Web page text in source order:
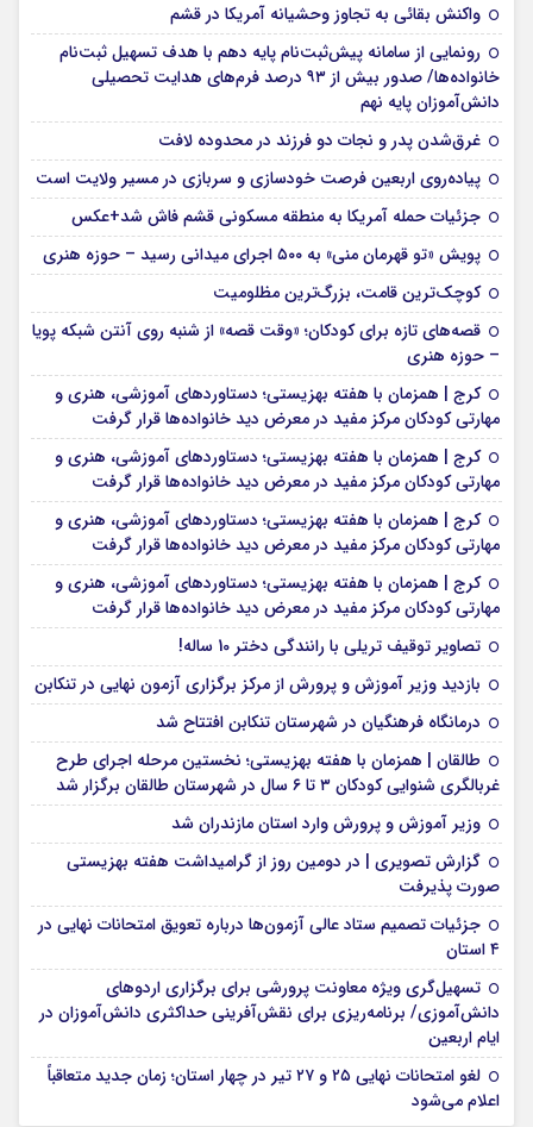
واکنش بقائی به تجاوز وحشیانه آمریکا در قشم
رونمایی از سامانه پیش‌ثبت‌نام پایه دهم با هدف تسهیل ثبت‌نام
خانواده‌ها/ صدور بیش از ۹۳ درصد فرم‌های هدایت تحصیلی
دانش‌آموزان پایه نهم
غرق‌شدن پدر و نجات دو فرزند در محدوده لافت
پیاده‌روی اربعین فرصت خودسازی و سربازی در مسیر ولایت است
جزئیات حمله آمریکا به منطقه مسکونی قشم فاش شد+عکس
پویش «تو قهرمان منی» به ۵۰۰ اجرای میدانی رسید – حوزه هنری
کوچک‌ترین قامت، بزرگ‌ترین مظلومیت
قصه‌های تازه برای کودکان؛ «وقت قصه» از شنبه روی آنتن شبکه پویا
– حوزه هنری
کرج | همزمان با هفته بهزیستی؛ دستاوردهای آموزشی، هنری و
مهارتی کودکان مرکز مفید در معرض دید خانواده‌ها قرار گرفت
کرج | همزمان با هفته بهزیستی؛ دستاوردهای آموزشی، هنری و
مهارتی کودکان مرکز مفید در معرض دید خانواده‌ها قرار گرفت
کرج | همزمان با هفته بهزیستی؛ دستاوردهای آموزشی، هنری و
مهارتی کودکان مرکز مفید در معرض دید خانواده‌ها قرار گرفت
کرج | همزمان با هفته بهزیستی؛ دستاوردهای آموزشی، هنری و
مهارتی کودکان مرکز مفید در معرض دید خانواده‌ها قرار گرفت
تصاویر توقیف تریلی با رانندگی دختر 10 ساله!
بازدید وزیر آموزش و پرورش از مرکز برگزاری آزمون نهایی در تنکابن
درمانگاه فرهنگیان در شهرستان تنکابن افتتاح شد
طالقان | همزمان با هفته بهزیستی؛ نخستین مرحله اجرای طرح
غربالگری شنوایی کودکان ۳ تا ۶ سال در شهرستان طالقان برگزار شد
وزیر آموزش و پرورش وارد استان مازندران شد
گزارش تصویری | در دومین روز از گرامیداشت هفته بهزیستی
صورت پذیرفت
جزئیات تصمیم ستاد عالی آزمون‌ها درباره تعویق امتحانات نهایی در
۴ استان
تسهیل‌گری ویژه معاونت پرورشی برای برگزاری اردوهای
دانش‌آموزی/ برنامه‌ریزی برای نقش‌آفرینی حداکثری دانش‌آموزان در
ایام اربعین
لغو امتحانات نهایی ۲۵ و ۲۷ تیر در چهار استان؛ زمان جدید متعاقباً
اعلام می‌شود